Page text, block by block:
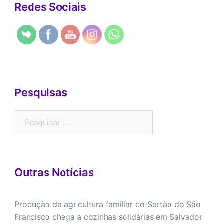
Redes Sociais
Pesquisas
Outras Notícias
Produção da agricultura familiar do Sertão do São
Francisco chega a cozinhas solidárias em Salvador